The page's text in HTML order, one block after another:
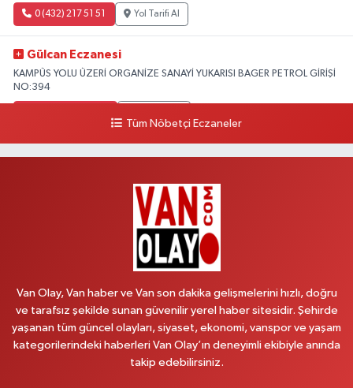
0 (432) 217 51 51 Yol Tarifi Al
Gülcan Eczanesi
KAMPÜS YOLU ÜZERİ ORGANİZE SANAYİ YUKARISI BAGER PETROL GİRİŞİ
NO:394
HEKİM HASTANESİ ACİL KARŞISI
Yol Tarifi Al
MAHMUDİYE MAH.ATATÜRK CAD.NO:17B
0 (531) 621 69 65 Yol Tarifi Al
Onay Eczanesi
Tüm Nöbetçi Eczaneler
Van Olay, Van haber ve Van son dakika gelişmelerini hızlı, doğru
ve tarafsız şekilde sunan güvenilir yerel haber sitesidir. Şehirde
yaşanan tüm güncel olayları, siyaset, ekonomi, vanspor ve yaşam
kategorilerindeki haberleri Van Olay’ın deneyimli ekibiyle anında
takip edebilirsiniz.